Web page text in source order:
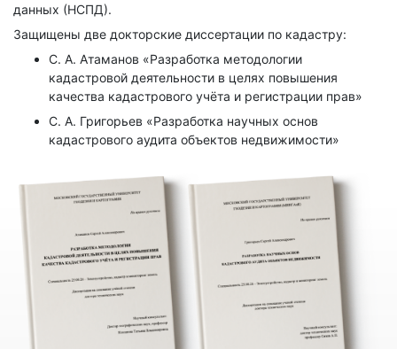
данных (НСПД).
Защищены две докторские диссертации по кадастру:
С. А. Атаманов «Разработка методологии
кадастровой деятельности в целях повышения
качества кадастрового учёта и регистрации прав»
С. А. Григорьев «Разработка научных основ
кадастрового аудита объектов недвижимости»